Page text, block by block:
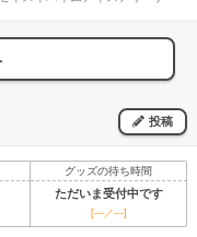
投稿
グッズの待ち時間
ただいま受付中です
[---／---]